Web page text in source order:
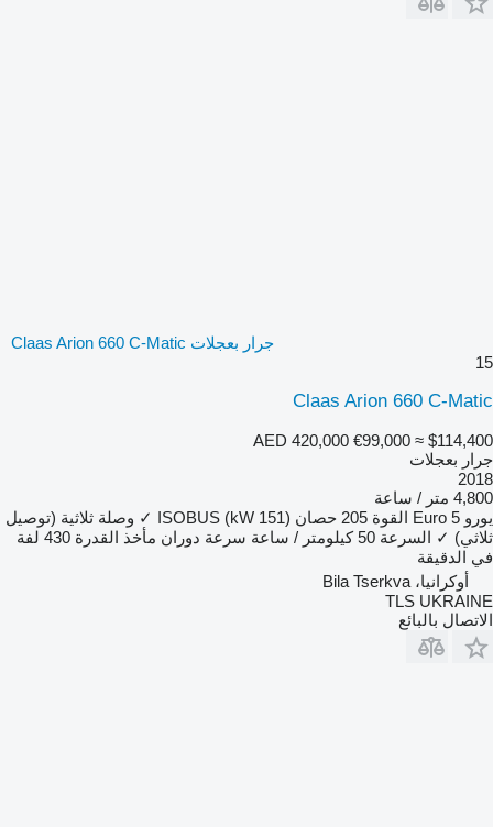
جرار بعجلات Claas Arion 660 C-Matic
15
Claas Arion 660 C-Matic
AED 420,000 €99,000 ≈ $114,400
جرار بعجلات
2018
4,800 متر / ساعة
يورو Euro 5 القوة 205 حصان (151 kW) ISOBUS
✓ وصلة ثلاثية (توصيل
ثلاثي) ✓ السرعة 50 كيلومتر / ساعة سرعة دوران مأخذ القدرة
430 لفة
في الدقيقة
أوكرانيا، Bila Tserkva
TLS UKRAINE
الاتصال بالبائع